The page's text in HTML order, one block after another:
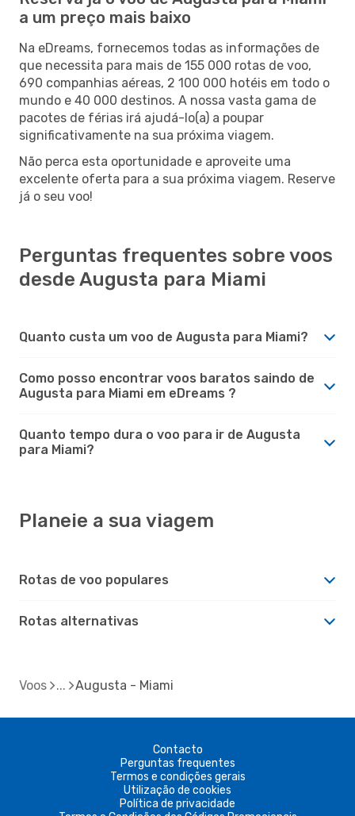
a um preço mais baixo
Na eDreams, fornecemos todas as informações de
que necessita para mais de 155 000 rotas de voo,
690 companhias aéreas, 2 100 000 hotéis em todo o
mundo e 40 000 destinos. A nossa vasta gama de
pacotes de férias irá ajudá-lo(a) a poupar
significativamente na sua próxima viagem.
Não perca esta oportunidade e aproveite uma
excelente oferta para a sua próxima viagem. Reserve
já o seu voo!
Perguntas frequentes sobre voos
desde Augusta para Miami
Quanto custa um voo de Augusta para Miami?
Como posso encontrar voos baratos saindo de
Augusta para Miami em eDreams ?
Quanto tempo dura o voo para ir de Augusta
para Miami?
Planeie a sua viagem
Rotas de voo populares
Rotas alternativas
Voos Augusta - Miami
Contacto
Perguntas frequentes
Termos e condições gerais
Utilização de cookies
Política de privacidade